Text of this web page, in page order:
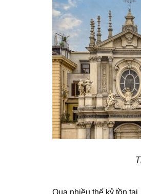
Qua nhiều thế kỷ tồn